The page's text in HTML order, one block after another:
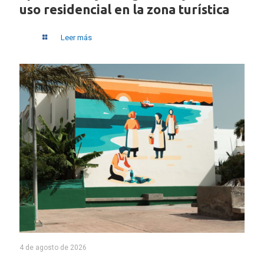
uso residencial en la zona turística
Leer más
4 de agosto de 2026